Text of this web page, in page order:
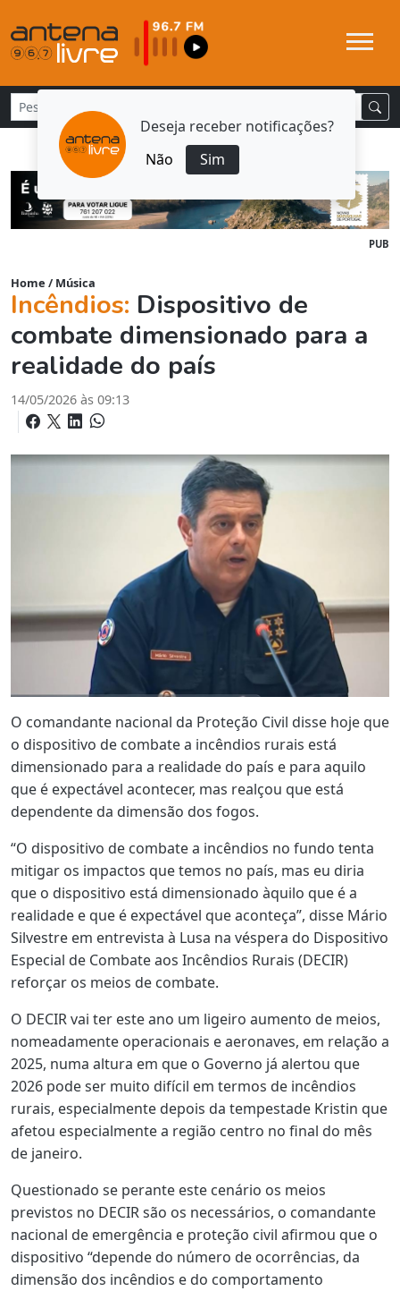
Deseja receber notificações?
Não
Sim
PUB
Home / Música
Incêndios: Dispositivo de
combate dimensionado para a
realidade do país
14/05/2026 às 09:13
O comandante nacional da Proteção Civil disse hoje que
o dispositivo de combate a incêndios rurais está
dimensionado para a realidade do país e para aquilo
que é expectável acontecer, mas realçou que está
dependente da dimensão dos fogos.
“O dispositivo de combate a incêndios no fundo tenta
mitigar os impactos que temos no país, mas eu diria
que o dispositivo está dimensionado àquilo que é a
realidade e que é expectável que aconteça”, disse Mário
Silvestre em entrevista à Lusa na véspera do Dispositivo
Especial de Combate aos Incêndios Rurais (DECIR)
reforçar os meios de combate.
O DECIR vai ter este ano um ligeiro aumento de meios,
nomeadamente operacionais e aeronaves, em relação a
2025, numa altura em que o Governo já alertou que
2026 pode ser muito difícil em termos de incêndios
rurais, especialmente depois da tempestade Kristin que
afetou especialmente a região centro no final do mês
de janeiro.
Questionado se perante este cenário os meios
previstos no DECIR são os necessários, o comandante
nacional de emergência e proteção civil afirmou que o
dispositivo “depende do número de ocorrências, da
dimensão dos incêndios e do comportamento